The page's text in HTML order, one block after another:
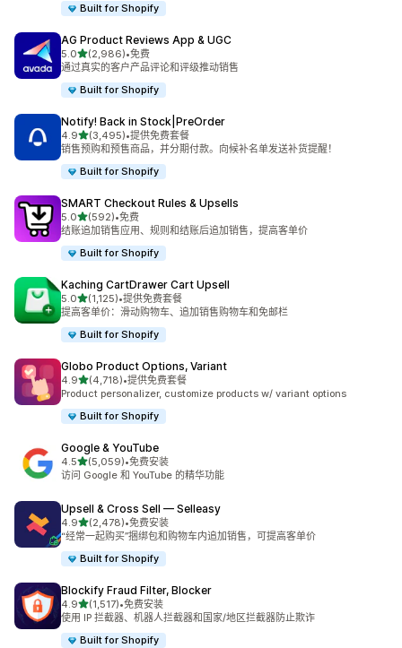
Built for Shopify
AG Product Reviews App & UGC
5.0星（满分 5 星）
(2,986)
总共 2986 条评论
•免费
通过真实的客户产品评论和评级推动销售
Built for Shopify
Notify! Back in Stock|PreOrder
4.9星（满分 5 星）
(3,495)
总共 3495 条评论
•提供免费套餐
销售预购和预售商品，并分期付款。向候补名单发送补货提醒！
Built for Shopify
SMART Checkout Rules & Upsells
5.0星（满分 5 星）
(592)
总共 592 条评论
•免费
结账追加销售应用、规则和结账后追加销售，提高客单价
Built for Shopify
Kaching CartDrawer Cart Upsell
5.0星（满分 5 星）
(1,125)
总共 1125 条评论
•提供免费套餐
提高客单价：滑动购物车、追加销售购物车和免邮栏
Built for Shopify
Globo Product Options, Variant
4.9星（满分 5 星）
(4,718)
总共 4718 条评论
•提供免费套餐
Product personalizer, customize products w/ variant options
Built for Shopify
Google & YouTube
4.5星（满分 5 星）
(5,059)
总共 5059 条评论
•免费安装
访问 Google 和 YouTube 的精华功能
Upsell & Cross Sell — Selleasy
4.9星（满分 5 星）
(2,478)
总共 2478 条评论
•免费安装
“经常一起购买”捆绑包和购物车内追加销售，可提高客单价
Built for Shopify
Blockify Fraud Filter, Blocker
4.9星（满分 5 星）
(1,517)
总共 1517 条评论
•免费安装
使用 IP 拦截器、机器人拦截器和国家/地区拦截器防止欺诈
Built for Shopify